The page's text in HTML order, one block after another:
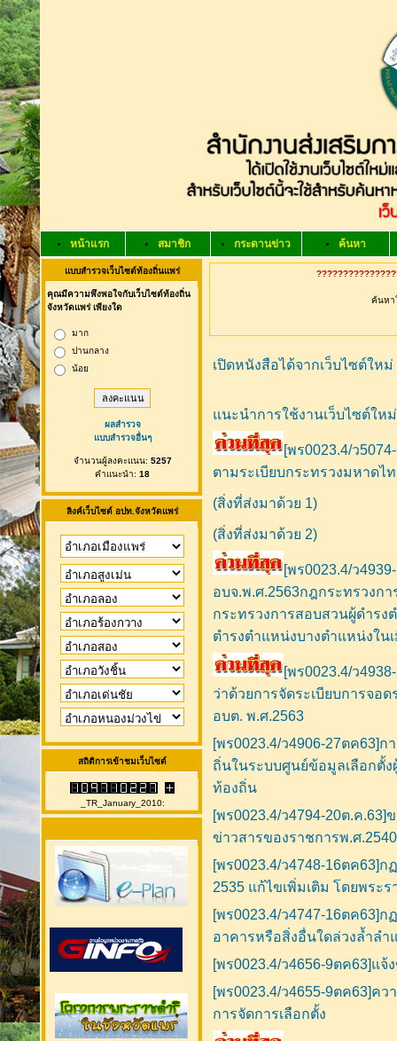
หน้าแรก สมาชิก กระดานข่าว ค้นหา
แบบสำรวจเว็บไซต์ท้องถิ่นแพร่
คุณมีความพึงพอใจกับเว็บไซต์ท้องถิ่น
จังหวัดแพร่ เพียงใด
มาก
ปานกลาง
น้อย
ผลสำรวจ
แบบสำรวจอื่นๆ
จำนวนผู้ลงคะแนน: 5257
คำแนะนำ: 18
ลิงค์เว็บไซต์ อปท.จังหวัดแพร่
สถิติการเข้าชมเว็บไซต์
_TR_January_2010:
ค้นหา
เปิดหนังสือได้จากเว็บไซต์ใหม่
แนะนำการใช้งานเว็บไซต์ให
[พร0023.4/ว
ตามระเบียบกระทรวงมหาดไ
(สิ่งที่ส่งมาด้วย 1)
(สิ่งที่ส่งมาด้วย 2)
[พร0023.4/ว
อบจ.พ.ศ.2563กฎกระทรวงก
กระทรวงการสอบสวนผู้ดำร
ตำรงตำแหน่งบางตำแหน่งใน
[พร0023.4/ว
ว่าด้วยการจัดระเบียบการจอ
อบต. พ.ศ.2563
[พร0023.4/ว4906-27ตค63]
ถิ่นในระบบศูนย์ข้อมูลเลือกตั้
ท้องถิ่น
[พร0023.4/ว4794-20ต.ค
ข่าวสารของราชการพ.ศ.2540
[พร0023.4/ว4748-16ตค63]
2535 แก้ไขเพิ่มเติม โดยพระ
[พร0023.4/ว4747-16ตค63]
อาคารหรือสิ่งอื่นใดล่วงล้ำลำ
[พร0023.4/ว4656-9ตค63]แ
[พร0023.4/ว4655-9ตค63]ค
การจัดการเลือกตั้ง